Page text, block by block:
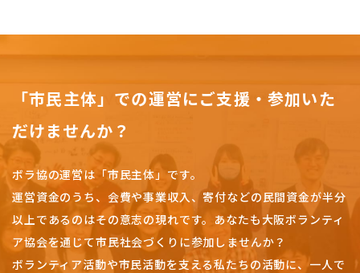
「市民主体」での運営にご支援・参加いた
だけませんか？
ボラ協の運営は「市民主体」です。
運営資金のうち、会費や事業収入、寄付などの民間資金が半分
以上であるのはその意志の現れです。 あなたも大阪ボランティ
ア協会を通じて市民社会づくりに参加しませんか？
ボランティア活動や市民活動を支える私たちの活動に、一人で